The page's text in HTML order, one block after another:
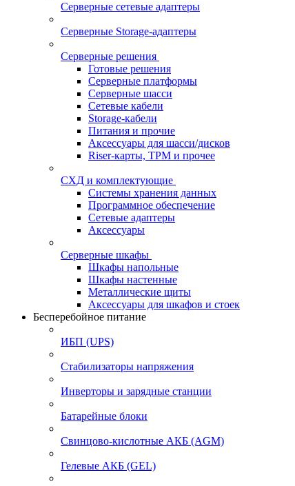
Серверные сетевые адаптеры
Серверные Storage-адаптеры
Серверные решения
Готовые решения
Серверные платформы
Серверные шасси
Сетевые кабели
Storage-кабели
Питания и прочие
Аксессуары для шасси/дисков
Riser-карты, TPM и прочее
СХД и комплектующие
Системы хранения данных
Программное обеспечение
Сетевые адаптеры
Аксессуары
Серверные шкафы
Шкафы напольные
Шкафы настенные
Металлические щиты
Аксессуары для шкафов и стоек
Бесперебойное питание
ИБП (UPS)
Стабилизаторы напряжения
Инверторы и зарядные станции
Батарейные блоки
Свинцово-кислотные АКБ (AGM)
Гелевые АКБ (GEL)